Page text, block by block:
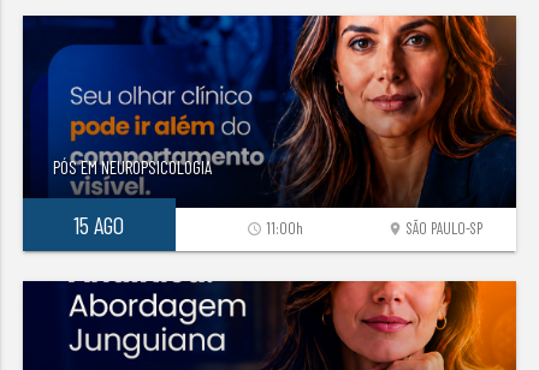
PÓS EM NEUROPSICOLOGIA
15 AGO location_on SÃO PAULO-SP
access_time 11:00h